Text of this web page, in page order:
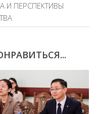
И ПЕРСПЕКТИВЫ